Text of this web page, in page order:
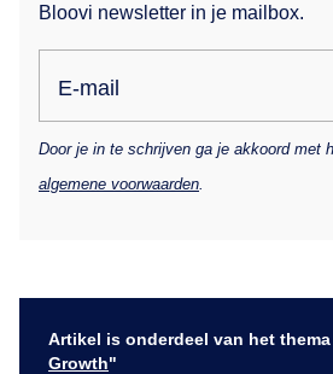
Bloovi newsletter in je mailbox.
E-mail
Door je in te schrijven ga je akkoord met
algemene voorwaarden
Artikel is onderdeel van het
Growth"